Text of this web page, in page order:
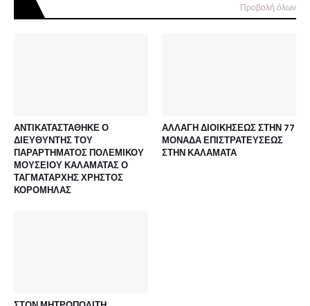
Προβολή όλων
ΑΝΤΙΚΑΤΑΣΤΑΘΗΚΕ Ο
ΔΙΕΥΘΥΝΤΗΣ ΤΟΥ
ΠΑΡΑΡΤΗΜΑΤΟΣ ΠΟΛΕΜΙΚΟΥ
ΜΟΥΣΕΙΟΥ ΚΑΛΑΜΑΤΑΣ Ο
ΤΑΓΜΑΤΑΡΧΗΣ ΧΡΗΣΤΟΣ
ΚΟΡΟΜΗΛΑΣ
ΑΛΛΑΓΗ ΔΙΟΙΚΗΣΕΩΣ ΣΤΗΝ 77
ΜΟΝΑΔΑ ΕΠΙΣΤΡΑΤΕΥΣΕΩΣ
ΣΤΗΝ ΚΑΛΑΜΑΤΑ